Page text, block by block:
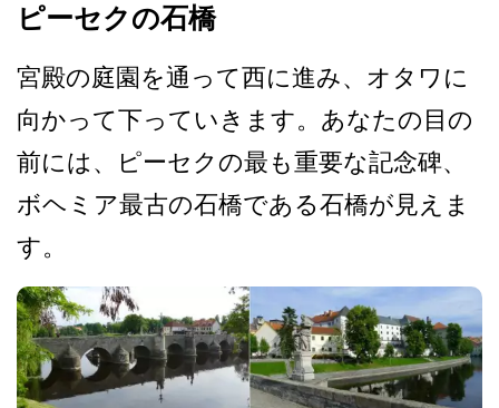
ピーセクの石橋
宮殿の庭園を通って西に進み­、オタワに
向かって下っていきます。あなたの目の
前­には、ピーセクの最も重要な記念碑、
ボヘミア最古の­石橋である石橋が見えま
す。